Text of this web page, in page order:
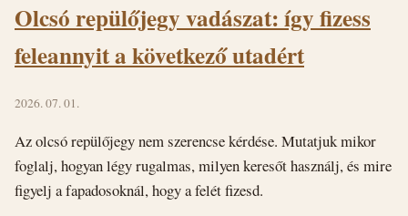
Olcsó repülőjegy vadászat: így fizess
feleannyit a következő utadért
2026. 07. 01.
Az olcsó repülőjegy nem szerencse kérdése. Mutatjuk mikor
foglalj, hogyan légy rugalmas, milyen keresőt használj, és mire
figyelj a fapadosoknál, hogy a felét fizesd.